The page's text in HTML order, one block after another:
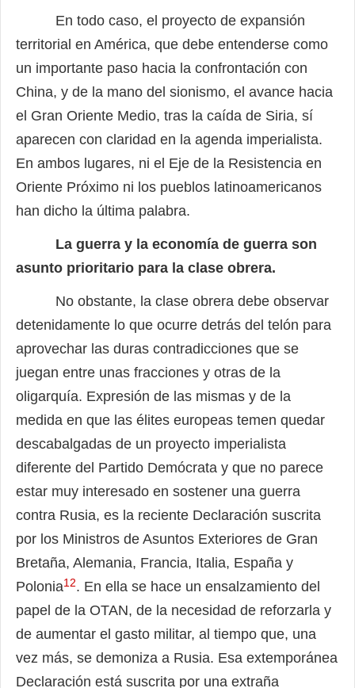
En todo caso, el proyecto de expansión
territorial en América, que debe entenderse como
un importante paso hacia la confrontación con
China, y de la mano del sionismo, el avance hacia
el Gran Oriente Medio, tras la caída de Siria, sí
aparecen con claridad en la agenda imperialista.
En ambos lugares, ni el Eje de la Resistencia en
Oriente Próximo ni los pueblos latinoamericanos
han dicho la última palabra.
La guerra y la economía de guerra son
asunto prioritario para la clase obrera.
No obstante, la clase obrera debe observar
detenidamente lo que ocurre detrás del telón para
aprovechar las duras contradicciones que se
juegan entre unas fracciones y otras de la
oligarquía. Expresión de las mismas y de la
medida en que las élites europeas temen quedar
descabalgadas de un proyecto imperialista
diferente del Partido Demócrata y que no parece
estar muy interesado en sostener una guerra
contra Rusia, es la reciente Declaración suscrita
por los Ministros de Asuntos Exteriores de Gran
Bretaña, Alemania, Francia, Italia, España y
Polonia12. En ella se hace un ensalzamiento del
papel de la OTAN, de la necesidad de reforzarla y
de aumentar el gasto militar, al tiempo que, una
vez más, se demoniza a Rusia. Esa extemporánea
Declaración está suscrita por una extraña